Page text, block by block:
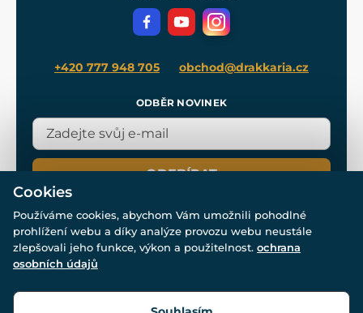
+420 777 948 705 obchod@drakkaria.cz
ODBĚR NOVINEK
ODEBÍRAT
© Všechna práva vyhrazena. www.drakkaria.cz 2007-2026.
Cookies
Používáme cookies, abychom Vám umožnili pohodlné
prohlížení webu a díky analýze provozu webu neustále
zlepšovali jeho funkce, výkon a použitelnost. ochrana
osobních údajů